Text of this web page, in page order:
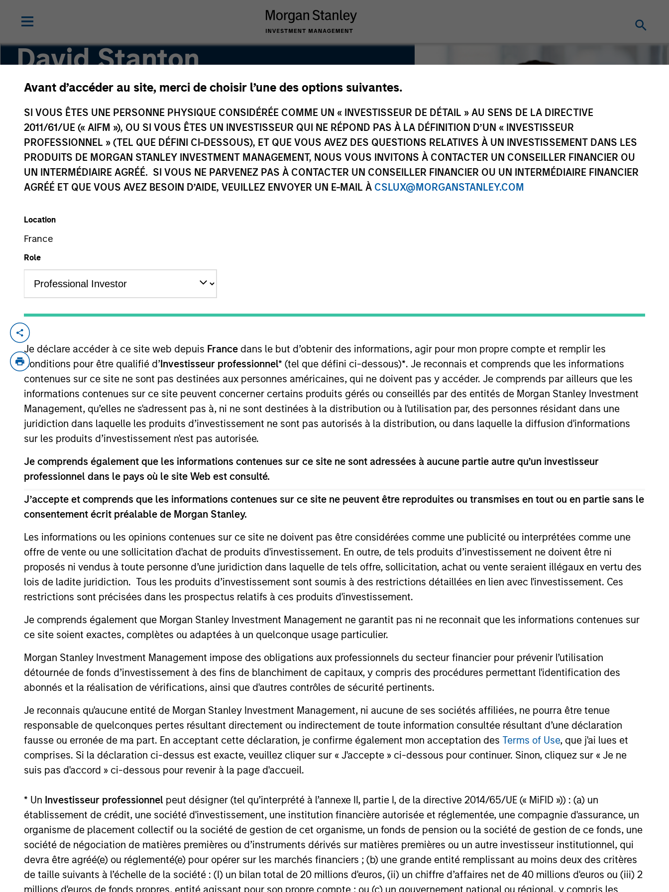
Avant d’accéder au site, merci de choisir l’une des options suivantes.
SI VOUS ÊTES UNE PERSONNE PHYSIQUE CONSIDÉRÉE COMME UN « INVESTISSEUR DE DÉTAIL » AU SENS DE LA DIRECTIVE
2011/61/UE (« AIFM »), OU SI VOUS ÊTES UN INVESTISSEUR QUI NE RÉPOND PAS À LA DÉFINITION D’UN « INVESTISSEUR
PROFESSIONNEL » (TEL QUE DÉFINI CI-DESSOUS), ET QUE VOUS AVEZ DES QUESTIONS RELATIVES À UN INVESTISSEMENT DANS LES
PRODUITS DE MORGAN STANLEY INVESTMENT MANAGEMENT, NOUS VOUS INVITONS À CONTACTER UN CONSEILLER FINANCIER OU
UN INTERMÉDIAIRE AGRÉÉ. SI VOUS NE PARVENEZ PAS À CONTACTER UN CONSEILLER FINANCIER OU UN INTERMÉDIAIRE FINANCIER
AGRÉÉ ET QUE VOUS AVEZ BESOIN D’AIDE, VEUILLEZ ENVOYER UN E-MAIL À CSLUX@MORGANSTANLEY.COM
Location
France
Role
Je déclare accéder à ce site web depuis France dans le but d’obtenir des informations, agir pour mon propre compte et remplir les
conditions pour être qualifié d’Investisseur professionnel* (tel que défini ci-dessous)*. Je reconnais et comprends que les informations
contenues sur ce site ne sont pas destinées aux personnes américaines, qui ne doivent pas y accéder. Je comprends par ailleurs que les
informations contenues sur ce site peuvent concerner certains produits gérés ou conseillés par des entités de Morgan Stanley Investment
Management, qu’elles ne s'adressent pas à, ni ne sont destinées à la distribution ou à l'utilisation par, des personnes résidant dans une
juridiction dans laquelle les produits d’investissement ne sont pas autorisés à la distribution, ou dans laquelle la diffusion d'informations
sur les produits d’investissement n'est pas autorisée.
Je comprends également que les informations contenues sur ce site ne sont adressées à aucune partie autre qu’un investisseur
professionnel dans le pays où le site Web est consulté.
J’accepte et comprends que les informations contenues sur ce site ne peuvent être reproduites ou transmises en tout ou en partie sans le
consentement écrit préalable de Morgan Stanley.
Les informations ou les opinions contenues sur ce site ne doivent pas être considérées comme une publicité ou interprétées comme une
offre de vente ou une sollicitation d'achat de produits d'investissement. En outre, de tels produits d’investissement ne doivent être ni
proposés ni vendus à toute personne d’une juridiction dans laquelle de tels offre, sollicitation, achat ou vente seraient illégaux en vertu des
lois de ladite juridiction. Tous les produits d’investissement sont soumis à des restrictions détaillées en lien avec l'investissement. Ces
restrictions sont précisées dans les prospectus relatifs à ces produits d'investissement.
Je comprends également que Morgan Stanley Investment Management ne garantit pas ni ne reconnait que les informations contenues sur
ce site soient exactes, complètes ou adaptées à un quelconque usage particulier.
Morgan Stanley Investment Management impose des obligations aux professionnels du secteur financier pour prévenir l’utilisation
détournée de fonds d’investissement à des fins de blanchiment de capitaux, y compris des procédures permettant l'identification des
abonnés et la réalisation de vérifications, ainsi que d'autres contrôles de sécurité pertinents.
Je reconnais qu'aucune entité de Morgan Stanley Investment Management, ni aucune de ses sociétés affiliées, ne pourra être tenue
responsable de quelconques pertes résultant directement ou indirectement de toute information consultée résultant d’une déclaration
fausse ou erronée de ma part. En acceptant cette déclaration, je confirme également mon acceptation des Terms of Use, que j'ai lues et
comprises. Si la déclaration ci-dessus est exacte, veuillez cliquer sur « J'accepte » ci-dessous pour continuer. Sinon, cliquez sur « Je ne
suis pas d'accord » ci-dessous pour revenir à la page d'accueil.
* Un Investisseur professionnel peut désigner (tel qu’interprété à l’annexe II, partie I, de la directive 2014/65/UE (« MiFID »)) : (a) un
établissement de crédit, une société d'investissement, une institution financière autorisée et réglementée, une compagnie d'assurance, un
organisme de placement collectif ou la société de gestion de cet organisme, un fonds de pension ou la société de gestion de ce fonds, une
société de négociation de matières premières ou d’instruments dérivés sur matières premières ou un autre investisseur institutionnel, qui
devra être agréé(e) ou réglementé(e) pour opérer sur les marchés financiers ; (b) une grande entité remplissant au moins deux des critères
de taille suivants à l’échelle de la société : (I) un bilan total de 20 millions d'euros, (ii) un chiffre d’affaires net de 40 millions d'euros ou (iii) 2
millions d'euros de fonds propres, entité agissant pour son propre compte ; ou (c) un gouvernement national ou régional, y compris les
David Stanton
Vice President
YEARS OF INDUSTRY EXPERIENCE
12 Years
Prior to his current role, he was responsible for overseeing the carried interest compensation process across MSIM’s General
Partners. Before that, Mr. Stanton was in an analyst program at J.P. Morgan and also worked in their Custody & Fund Services
group developing PE carried interest waterfall models. He holds a B.S. in Business Economics with a concentration in Finance
from SUNY Oneonta.
Team Insights
ALTS IN FOCUS
Private Credit 2026 Midyear
Outlook
We believe the current market
environment is becoming more favorable
power improves and financing demand
accelerates, driven by cyclical and
ALTS IN FOCUS
Private Credit 2026 Outlook
refinancing wave to gradually overtake
private credit supply allowing lenders to
preserve discipline, strengthen terms, and
capture the illiquidity premium to public
markets. Learn why in our 2026 Private
Credit outlook.
PRESS RELEASE
Mexican Fintech Unicorn Clip
Announces US$100 Million
Investment
Clip, Mexico's leading digital payments and
investment round of US$100 million from
investment funds managed by Morgan
Stanley Tactical Value (“MSTV”) and from
one of the largest, most experienced
investment values Clip in line with the
Series D round completed in 2021.
May not represent all Team Members.
purchase or sale would be unlawful under the securities, insurance or other laws of such jurisdiction.
All investing involves risks, including a loss of principal.
Please refer to the strategy detail page for important information on the strategy, including additional risk considerations.